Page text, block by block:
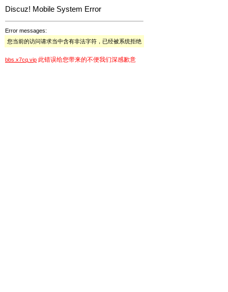
Discuz! Mobile System Error
Error messages:
您当前的访问请求当中含有非法字符，已经被系统拒绝
bbs.x7cq.vip 此错误给您带来的不便我们深感歉意